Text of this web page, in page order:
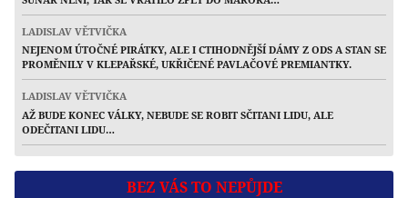
LADISLAV VĚTVIČKA
NEJENOM ÚTOČNÉ PIRÁTKY, ALE I CTIHODNĚJŠÍ DÁMY Z ODS A STAN SE
PROMĚNILY V KLEPAŘSKÉ, UKŘIČENÉ PAVLAČOVÉ PREMIANTKY.
LADISLAV VĚTVIČKA
AŽ BUDE KONEC VÁLKY, NEBUDE SE ROBIT SČITANI LIDU, ALE
ODEČITANI LIDU…
BEZ VÁS TO NEPŮJDE